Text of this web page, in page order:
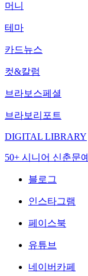
머니
테마
카드뉴스
컷&칼럼
브라보스페셜
브라보리포트
DIGITAL LIBRARY
50+ 시니어 신춘문예
블로그
인스타그램
페이스북
유튜브
네이버카페